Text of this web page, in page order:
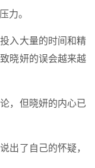
力。
入大量的时间和精
晓妍的误会越来越
，但晓妍的内心已
出了自己的怀疑，